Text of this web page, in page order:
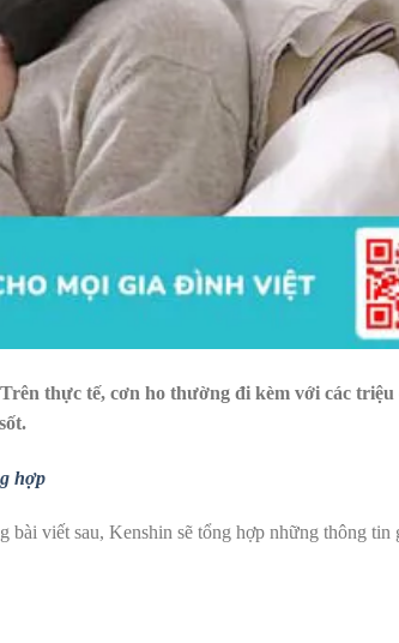
thực tế, cơn ho thường đi kèm với các
hợp
viết sau, Kenshin sẽ tổng hợp những thông tin